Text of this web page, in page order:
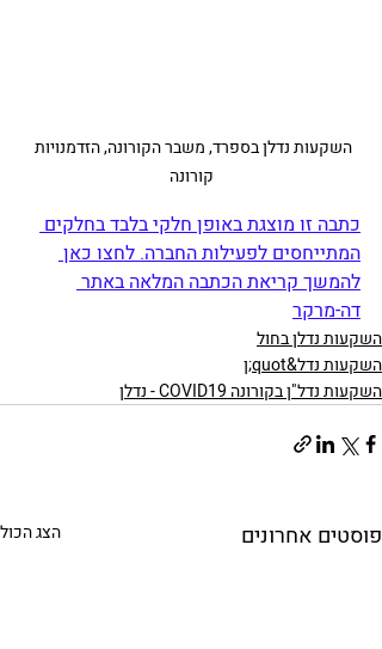
השקעות נדלן בספרד, משבר הקורונה, הזדמנויות
קורונה
כתבה זו מוצגת באופן חלקי בלבד בחלקים
המתייחסים לפעילות החברה. לחצו כאן
להמשך קריאת הכתבה המלאה באתר
דה-מרקר
השקעות נדלן בחול
השקעות נדל&quot;ן
השקעות נדל"ן בקורונה COVID19 - נדלן
פוסטים אחרונים הצג הכול